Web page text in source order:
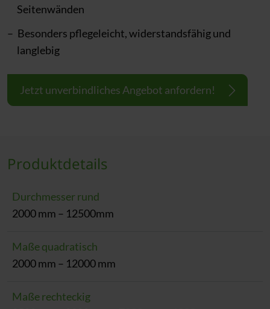
Seitenwänden
Besonders pflegeleicht, widerstandsfähig und
langlebig
Jetzt unverbindliches Angebot anfordern!
Produktdetails
Durchmesser rund
2000 mm – 12500mm
Maße quadratisch
2000 mm – 12000 mm
Maße rechteckig